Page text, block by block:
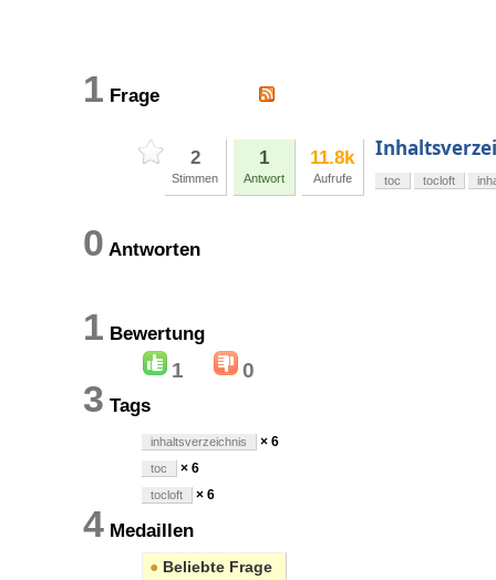
1 Frage
2
Stimmen
1
Antwort
11.8k
Aufrufe toc tocloft
0 Antworten
1 Bewertung
1 0
3 Tags
inhaltsverzeichnis × 6
toc × 6
tocloft × 6
4 Medaillen
● Beliebte Frage